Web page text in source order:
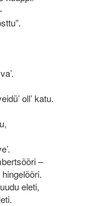
oll’ katu.
–
eleti,